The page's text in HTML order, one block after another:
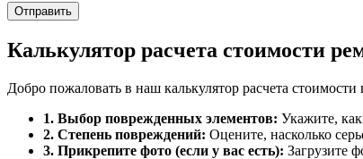
Калькулятор расчета стоимости
Добро пожаловать в наш калькулятор расчета
1. Выбор поврежденных элементов: Укажите,
2. Степень повреждений: Оцените, насколько
3. Прикрепите фото (если у вас есть): Загрузите